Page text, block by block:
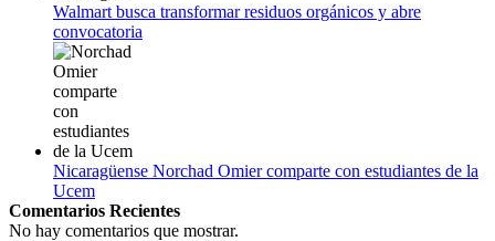
Walmart busca transformar residuos orgánicos y abre
convocatoria
Nicaragüense Norchad Omier comparte con estudiantes de la
Ucem
Comentarios Recientes
No hay comentarios que mostrar.